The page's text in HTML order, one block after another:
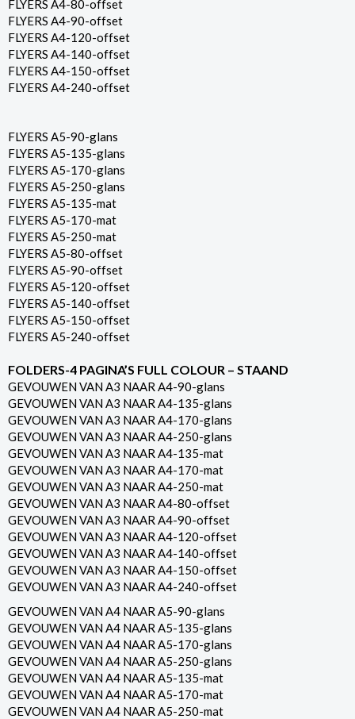
FLYERS A4-80-offset
FLYERS A4-90-offset
FLYERS A4-120-offset
FLYERS A4-140-offset
FLYERS A4-150-offset
FLYERS A4-240-offset
FLYERS A5-90-glans
FLYERS A5-135-glans
FLYERS A5-170-glans
FLYERS A5-250-glans
FLYERS A5-135-mat
FLYERS A5-170-mat
FLYERS A5-250-mat
FLYERS A5-80-offset
FLYERS A5-90-offset
FLYERS A5-120-offset
FLYERS A5-140-offset
FLYERS A5-150-offset
FLYERS A5-240-offset
FOLDERS-4 PAGINA’S FULL COLOUR – STAAND
GEVOUWEN VAN A3 NAAR A4-90-glans
GEVOUWEN VAN A3 NAAR A4-135-glans
GEVOUWEN VAN A3 NAAR A4-170-glans
GEVOUWEN VAN A3 NAAR A4-250-glans
GEVOUWEN VAN A3 NAAR A4-135-mat
GEVOUWEN VAN A3 NAAR A4-170-mat
GEVOUWEN VAN A3 NAAR A4-250-mat
GEVOUWEN VAN A3 NAAR A4-80-offset
GEVOUWEN VAN A3 NAAR A4-90-offset
GEVOUWEN VAN A3 NAAR A4-120-offset
GEVOUWEN VAN A3 NAAR A4-140-offset
GEVOUWEN VAN A3 NAAR A4-150-offset
GEVOUWEN VAN A3 NAAR A4-240-offset
GEVOUWEN VAN A4 NAAR A5-90-glans
GEVOUWEN VAN A4 NAAR A5-135-glans
GEVOUWEN VAN A4 NAAR A5-170-glans
GEVOUWEN VAN A4 NAAR A5-250-glans
GEVOUWEN VAN A4 NAAR A5-135-mat
GEVOUWEN VAN A4 NAAR A5-170-mat
GEVOUWEN VAN A4 NAAR A5-250-mat